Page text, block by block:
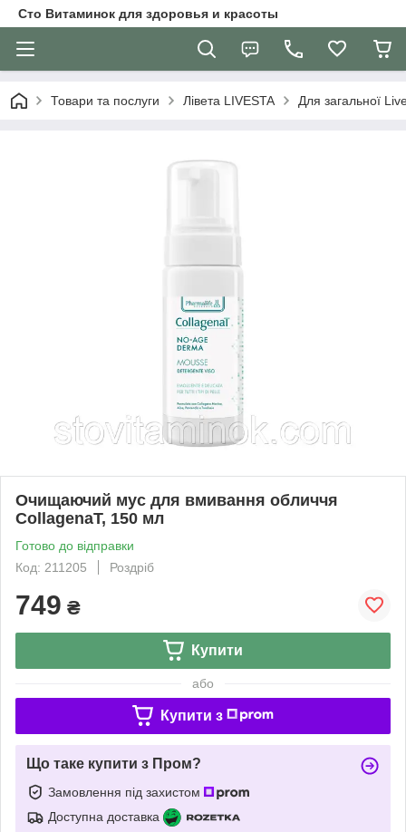
Сто Витаминок для здоровья и красоты
Товари та послуги Лівета LIVESTA Для загальної
Очищаючий мус для вмивання обличчя
CollagenaT, 150 мл
Готово до відправки
Код: 211205
Роздріб
749 ₴
Купити
або
Купити з
Що таке купити з Пром?
Замовлення під захистом
Доступна доставка